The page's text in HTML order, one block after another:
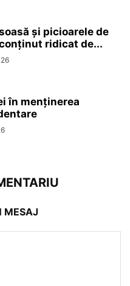
și picioarele de
ridicat de...
în menținerea
MESAJ